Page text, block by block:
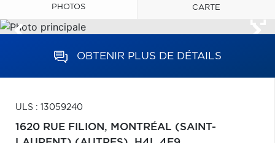
PHOTOS CARTE
OBTENIR PLUS DE DÉTAILS
ULS : 13059240
1620 RUE FILION, MONTRÉAL (SAINT-